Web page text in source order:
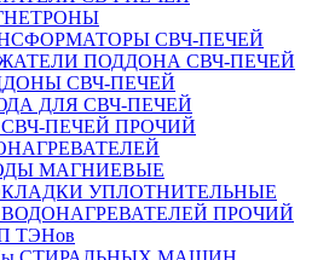
СВЧ-ПЕЧЕЙ
ПОДДОНА СВЧ-ПЕЧЕЙ
СВЧ-ПЕЧЕЙ
ДЛЯ СВЧ-ПЕЧЕЙ
СВЧ-ПЕЧЕЙ ПРОЧИЙ
МАГНИЕВЫЕ
УПЛОТНИТЕЛЬНЫЕ
ВОДОНАГРЕВАТЕЛЕЙ ПРОЧИЙ
ТЭНов